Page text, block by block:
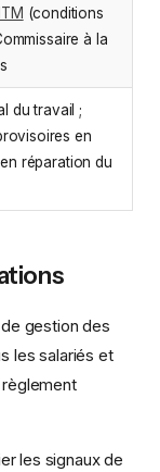
ITM (conditions
à la
du travail ;
en
réparation du
gestion des
les salariés et
les signaux de